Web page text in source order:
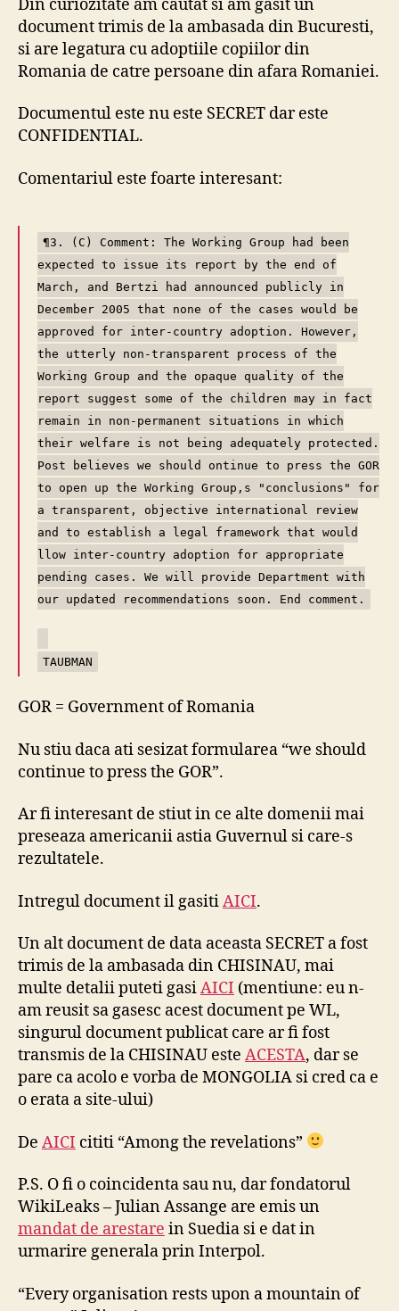
Din curiozitate am cautat si am gasit un
document trimis de la ambasada din Bucuresti,
si are legatura cu adoptiile copiilor din
Romania de catre persoane din afara Romaniei.
Documentul este nu este SECRET dar este
CONFIDENTIAL.
Comentariul este foarte interesant:
¶3. (C) Comment: The Working Group had been
expected to issue its report by the end of
March, and Bertzi had announced publicly in
December 2005 that none of the cases would be
approved for inter-country adoption. However,
the utterly non-transparent process of the
Working Group and the opaque quality of the
report suggest some of the children may in fact
remain in non-permanent situations in which
their welfare is not being adequately protected.
Post believes we should ontinue to press the GOR
to open up the Working Group,s "conclusions" for
a transparent, objective international review
and to establish a legal framework that would
llow inter-country adoption for appropriate
pending cases. We will provide Department with
our updated recommendations soon. End comment.
TAUBMAN
GOR = Government of Romania
Nu stiu daca ati sesizat formularea “we should
continue to press the GOR”.
Ar fi interesant de stiut in ce alte domenii mai
preseaza americanii astia Guvernul si care-s
rezultatele.
Intregul document il gasitiAICI.
Un alt document de data aceasta SECRET a fost
trimis de la ambasada din CHISINAU, mai
multe detalii puteti gasiAICI (mentiune: eu n-
am reusit sa gasesc acest document pe WL,
singurul document publicat care ar fi fost
transmis de la CHISINAU este ACESTA, dar se
pare ca acolo e vorba de MONGOLIA si cred ca e
o erata a site-ului)
De AICI cititi “Among the revelations”
P.S. O fi o coincidenta sau nu, dar fondatorul
WikiLeaks – Julian Assange are emis un
mandat de arestare in Suedia si e dat in
urmarire generala prin Interpol.
“Every organisation rests upon a mountain of